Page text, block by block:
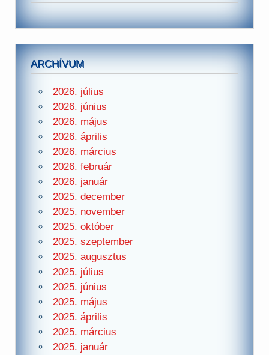
ARCHÍVUM
2026. július
2026. június
2026. május
2026. április
2026. március
2026. február
2026. január
2025. december
2025. november
2025. október
2025. szeptember
2025. augusztus
2025. július
2025. június
2025. május
2025. április
2025. március
2025. január